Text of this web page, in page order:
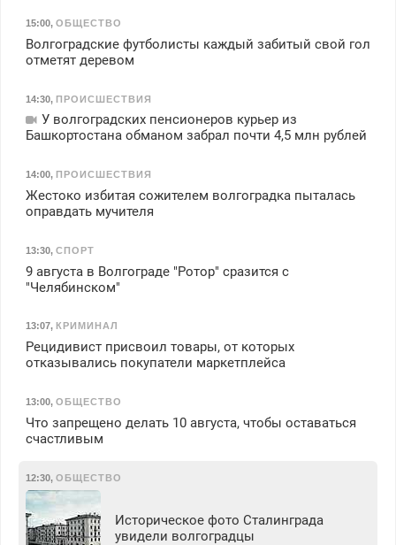
15:00, ОБЩЕСТВО
Волгоградские футболисты каждый забитый свой гол
отметят деревом
14:30, ПРОИСШЕСТВИЯ
У волгоградских пенсионеров курьер из
Башкортостана обманом забрал почти 4,5 млн рублей
14:00, ПРОИСШЕСТВИЯ
Жестоко избитая сожителем волгоградка пыталась
оправдать мучителя
13:30, СПОРТ
9 августа в Волгограде "Ротор" сразится с
"Челябинском"
13:07, КРИМИНАЛ
Рецидивист присвоил товары, от которых
отказывались покупатели маркетплейса
13:00, ОБЩЕСТВО
Что запрещено делать 10 августа, чтобы оставаться
счастливым
12:30, ОБЩЕСТВО
Историческое фото Сталинграда
увидели волгоградцы